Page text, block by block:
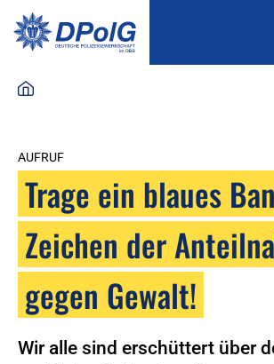
AUFRUF
Trage ein blaues
Zeichen der
gegen Gewalt!
Wir alle sind erschüttert über